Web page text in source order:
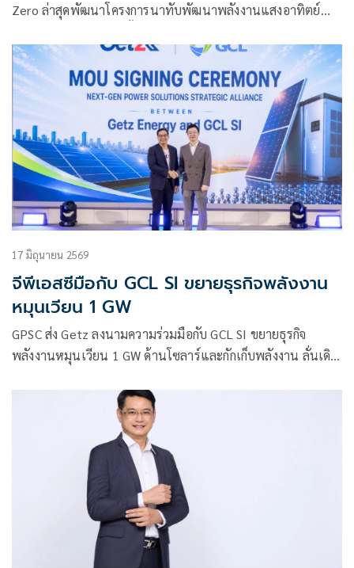
Zero ล่าสุดพัฒนาโครงการนาทับพัฒนาพลังงานแสงอาทิตย์
17 มิถุนายน 2569
จีพีเอสซีมือกับ GCL SI ขยายธุรกิจพลังงาน
หมุนเวียน 1 GW
GPSC ส่ง Getz ลงนามความร่วมมือกับ GCL SI ขยายธุรกิจ
พลังงานหมุนเวียน 1 GW ด้านโซลาร์และกักเก็บพลังงาน ลั่นเดิน